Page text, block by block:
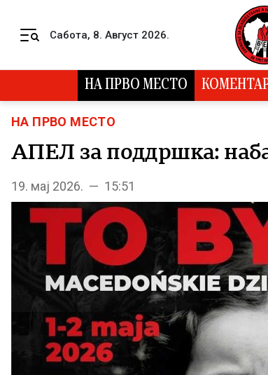
Сабота, 8. Август 2026.
НА ПРВО МЕСТО
НА ПРВО МЕСТО
АПЕЛ за поддршка:
19. мај 2026. — 15:51